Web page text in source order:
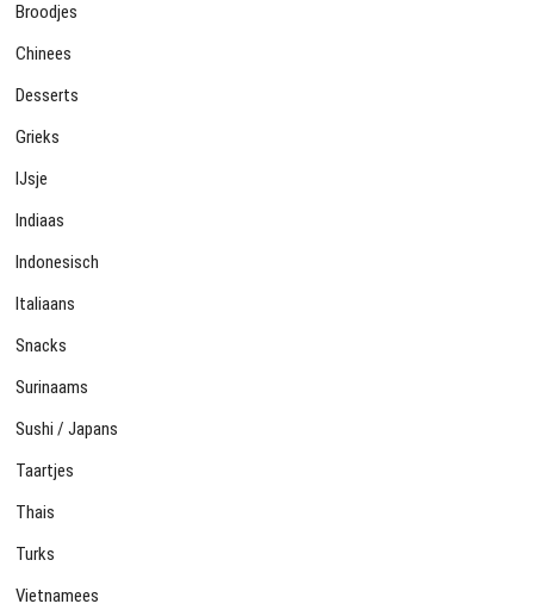
Broodjes
Chinees
Desserts
Grieks
IJsje
Indiaas
Indonesisch
Italiaans
Snacks
Surinaams
Sushi / Japans
Taartjes
Thais
Turks
Vietnamees